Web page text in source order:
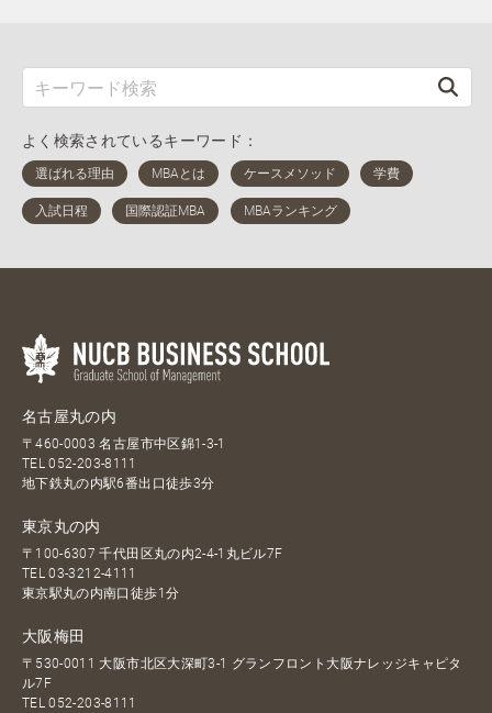
よく検索されているキーワード：
名古屋丸の内
〒460-0003 名古屋市中区錦1-3-1
TEL052-203-8111
地下鉄丸の内駅6番出口徒歩3分
東京丸の内
〒100-6307 千代田区丸の内2-4-1丸ビル7F
TEL03-3212-4111
東京駅丸の内南口徒歩1分
大阪梅田
〒530-0011 大阪市北区大深町3-1 グランフロント大阪ナレッジキャピタ
ル7F
TEL052-203-8111